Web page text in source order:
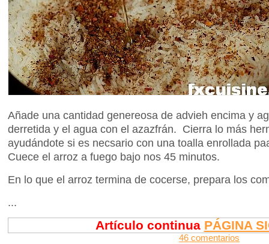
Añade una cantidad genereosa de advieh encima y
derretida y el agua con el azazfrán. Cierra lo más
ayudándote si es necsario con una toalla enrollada
Cuece el arroz a fuego bajo nos 45 minutos.
En lo que el arroz termina de cocerse, prepara los
...
Artículo continua PÁGINA
46 comentarios